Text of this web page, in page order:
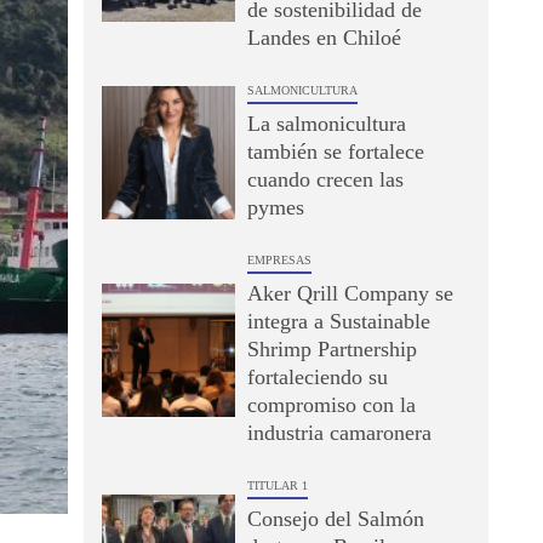
de sostenibilidad de
Landes en Chiloé
SALMONICULTURA
La salmonicultura
también se fortalece
cuando crecen las
pymes
EMPRESAS
Aker Qrill Company se
integra a Sustainable
Shrimp Partnership
fortaleciendo su
compromiso con la
industria camaronera
TITULAR 1
Consejo del Salmón